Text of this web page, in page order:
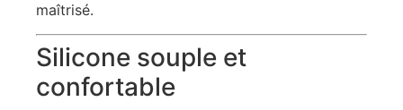
maîtrisé.
Silicone souple et
confortable